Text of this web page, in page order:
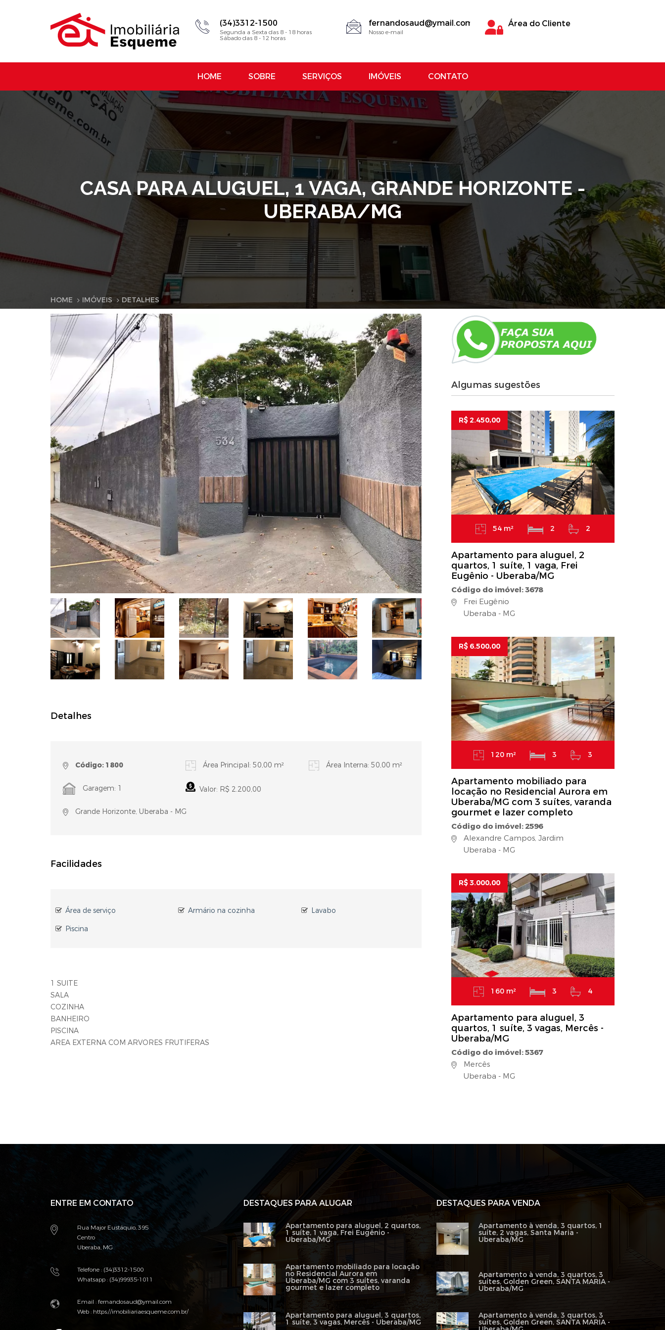
(34)3312-1500
Segunda a Sexta das 8 - 18 horas
Sábado das 8 - 12 horas
fernandosaud@ymail.com
Nosso e-mail
Área do Cliente
HOME SOBRE SERVIÇOS IMÓVEIS CONTATO
CASA PARA ALUGUEL, 1 VAGA, GRANDE HORIZONTE -
UBERABA/MG
HOME IMÓVEIS DETALHES
Detalhes
Código: 1800 Área Principal: 50,00 m² Área Interna: 50,00 m²
Garagem: 1 Valor: R$ 2.200,00
Grande Horizonte, Uberaba - MG
Facilidades
Área de serviço Armário na cozinha
Lavabo
Piscina
1 SUITE
SALA
COZINHA
BANHEIRO
PISCINA
AREA EXTERNA COM ARVORES FRUTIFERAS
Algumas sugestões
R$ 2.450,00
54 m² 2 2
Apartamento para aluguel, 2
quartos, 1 suíte, 1 vaga, Frei
Eugênio - Uberaba/MG
Código do imóvel: 3678
Frei Eugênio
Uberaba - MG
R$ 6.500,00
120 m² 3 3
Apartamento mobiliado para
locação no Residencial Aurora em
Uberaba/MG com 3 suítes, varanda
gourmet e lazer completo
Código do imóvel: 2596
Alexandre Campos, Jardim
Uberaba - MG
R$ 3.000,00
160 m² 3 4
Apartamento para aluguel, 3
quartos, 1 suíte, 3 vagas, Mercês -
Uberaba/MG
Código do imóvel: 5367
Mercês
Uberaba - MG
ENTRE EM CONTATO
Rua Major Eustáquio, 395
Centro
Uberaba, MG
Telefone : (34)3312-1500
Whatsapp : (34)99935-1011
Email : fernandosaud@ymail.com
Web : https://imobiliariaesqueme.com.br/
DESTAQUES PARA ALUGAR
Apartamento para aluguel, 2 quartos,
1 suíte, 1 vaga, Frei Eugênio -
Uberaba/MG
Apartamento mobiliado para locação
no Residencial Aurora em
Uberaba/MG com 3 suítes, varanda
gourmet e lazer completo
Apartamento para aluguel, 3 quartos,
1 suíte, 3 vagas, Mercês - Uberaba/MG
DESTAQUES PARA VENDA
Apartamento à venda, 3 quartos, 1
suíte, 2 vagas, Santa Maria -
Uberaba/MG
Apartamento à venda, 3 quartos, 3
suítes, Golden Green, SANTA MARIA -
Uberaba/MG
Apartamento à venda, 3 quartos, 3
suítes, Golden Green, SANTA MARIA -